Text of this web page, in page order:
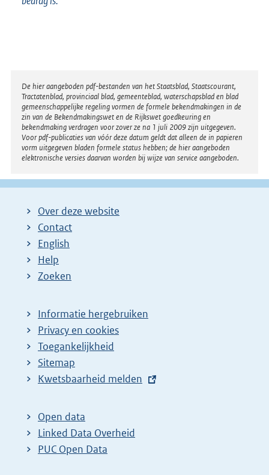
Disclaimer
De hier aangeboden pdf-bestanden van het Staatsblad, Staatscourant,
Tractatenblad, provinciaal blad, gemeenteblad, waterschapsblad en blad
gemeenschappelijke regeling vormen de formele bekendmakingen in de
zin van de Bekendmakingswet en de Rijkswet goedkeuring en
bekendmaking verdragen voor zover ze na 1 juli 2009 zijn uitgegeven.
Voor pdf-publicaties van vóór deze datum geldt dat alleen de in papieren
vorm uitgegeven bladen formele status hebben; de hier aangeboden
elektronische versies daarvan worden bij wijze van service aangeboden.
Over deze website
Contact
English
Help
Zoeken
Informatie hergebruiken
Privacy en cookies
Toegankelijkheid
Sitemap
E
t
e
r
Kwetsbaarheid melden
Open data
Linked Data Overheid
PUC Open Data